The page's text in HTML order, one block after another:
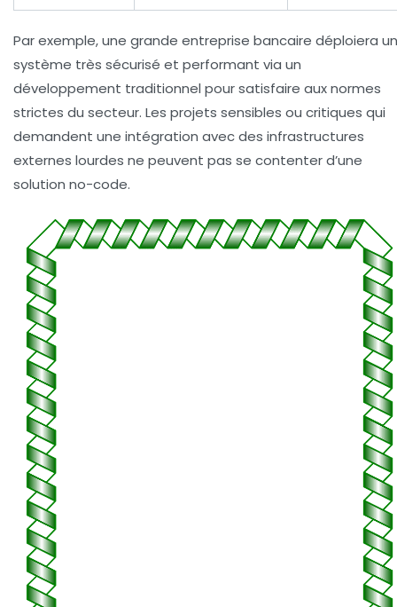
Par exemple, une grande entreprise bancaire déploiera un
système très sécurisé et performant via un
développement traditionnel pour satisfaire aux normes
strictes du secteur. Les projets sensibles ou critiques qui
demandent une intégration avec des infrastructures
externes lourdes ne peuvent pas se contenter d’une
solution no-code.